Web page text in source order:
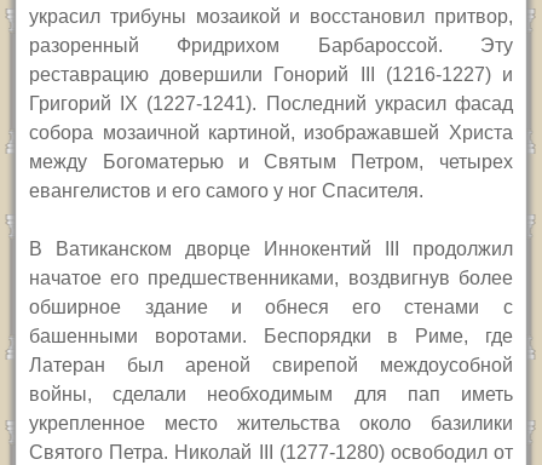
украсил трибуны мозаикой и восстановил притвор,
разоренный Фридрихом Барбароссой. Эту
реставрацию довершили Гонорий III (1216-1227)и
Григорий IX (1227-1241). Последний украсил фасад
собора мозаичной картиной, изображавшей Христа
между Богоматерью иСвятым Петром, четырех
евангелистов и его самого у ног Спасителя.
В Ватиканском дворце Иннокентий III продолжил
начатое его предшественниками, воздвигнув более
обширное здание и обнеся его стенами с
башенными воротами. Беспорядки в Риме, где
Латеран был ареной свирепой междоусобной
войны, сделали необходимым для пап иметь
укрепленное место жительства около базилики
Святого Петра. Николай
(1277-1280) освободил от